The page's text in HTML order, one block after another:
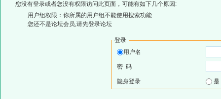
您没有登录或者您没有权限访问此页面，可能有如下几个原因:
用户组权限：你所属的用户组不能使用搜索功能
您还不是论坛会员,请先登录论坛
登录
用户名
密 码
隐身登录